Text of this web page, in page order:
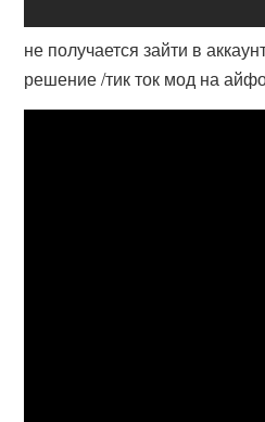
не получается зайти в
решение /тик ток мод на